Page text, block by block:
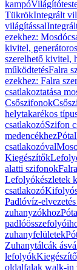
kampó
TükrökIntegrált
világítással
ezekhez:
kivitel,
szerelhető kivitel,
működtetésFalra
ezekhez: Falra
csatlakoztatása
Csőszifonok
helytakarékos
csatlakozóSzifon
medencékhez
csatlakozóval
Kiegészítők
alatti szifonok
Lefolyókészletek
csatlakozó
Padlóvíz-
zuhanyzókhoz
zuhanyfelületek
Zuhanytálcák
lefolyók
oldalfalak walk-in